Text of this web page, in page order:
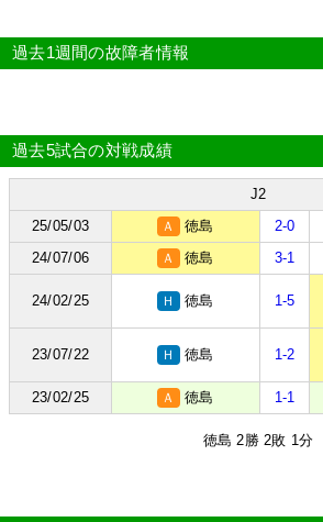
過去1週間の故障者情報
過去5試合の対戦成績
J2
25/05/03
Ａ 徳島
2-0
24/07/06
Ａ 徳島 3-1
24/02/25 Ｈ 徳島 1-5
23/07/22 Ｈ 徳島 1-2
23/02/25 Ａ 徳島 1-1
徳島 2勝 2敗 1分